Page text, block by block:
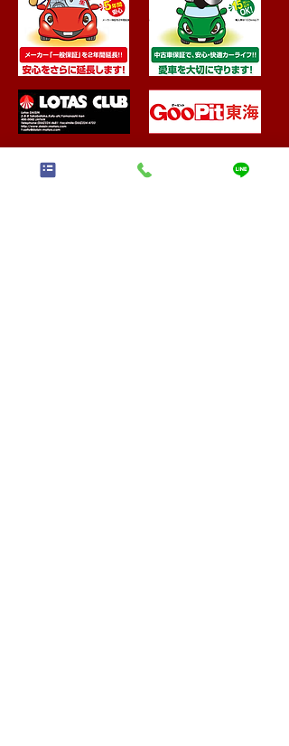
尾張旭の自動車サービス
小鈴自動車